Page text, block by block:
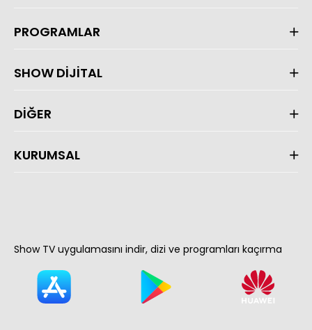
PROGRAMLAR
SHOW DİJİTAL
DİĞER
KURUMSAL
Show TV uygulamasını indir, dizi ve programları kaçırma